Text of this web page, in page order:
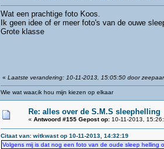
Wat een prachtige foto Koos.
Ik geen idee of er meer foto's van de ouwe
Grote klasse
« Laatste verandering: 10-11-2013, 15:05:50 door
Wie wat waar,ik hou mijn kiezen op elkaar
Re: alles over de S.M.S sleephelling
« Antwoord #155 Gepost op: 10-11-2013,
Citaat van: witkwast op 10-11-2013, 14:32:19
Volgens mij is dat nog een foto van de oude sleep helling